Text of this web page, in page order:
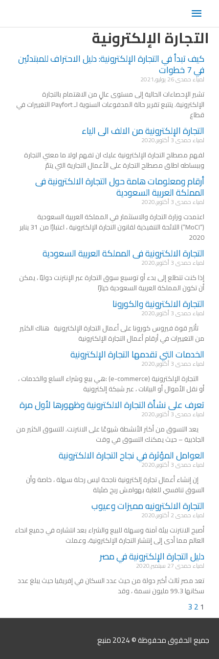
المحتوى
القائمة
الرئيسية
التجارة الإلكترونية
كيف تبدأ في التجارة الإلكترونية: دليل الاحتراف للمبتدئين
في 7 خطوات
لمياء حمدى26 يوليو,2021
تشير الإحصاءات الحالية إلى مستوى عالٍ من الاهتمام بالتجارة
الإلكترونية. يتتبع تقرير حالة المدفوعات السنوية لـ Payfort التغييرات في
قطاع
التجارة الإلكترونية من الالف الى الياء
لمياء حمدى3 أكتوبر,2020
لفهم مصطلح التجارة الإلكترونية عليك ان تفهم اولا ما معني التجارة
وببساطه اطلق مصطلح التجارة على الأعمال التجارية التي يتمّ
أرقام ومعلومات هامة حول التجارة الالكترونية فى
المملكة العربية السعودية
لمياء حمدى3 أكتوبر,2020
اعتمدت وزارة التجارة والاستثمار في المملكة العربية السعودية
(“MoCI”) اللائحة التنفيذية لقانون التجارة الإلكترونية ، اعتبارًا من 31 يناير
2020
التجارة الالكترونية فى المملكة العربية السعودية
لمياء حمدى3 أكتوبر,2020
إذا كنت تتطلع إلى بدء أو توسيع سوق التجارة عبر الإنترنت دوليًا ، يمكن
أن تكون المملكة العربية السعودية خيارًا
التجارة الالكترونية والكورونا
لمياء حمدى3 أكتوبر,2020
تأثير قوة فيروس كورونا على أعمال التجارة الإلكترونية هناك الكثير
من التغييرات في أرقام أعمال التجارة الإلكترونية
الخدمات التي تقدمها التجارة الإلكترونية
لمياء حمدى3 أكتوبر,2020
التجارة الإلكترونية (e-commerce) :هي بيع وشراء السلع والخدمات ،
أو نقل الأموال أو البيانات ، عبر شبكة إلكترونية
تعرف على نشأة التجارة الالكترونية وظهورها لأول مرة
لمياء حمدى3 أكتوبر,2020
يعد التسوق من أكثر الأنشطة شيوعًا على الانترنت. للتسوق الكثير من
الجاذبية – حيث يمكنك التسوق في وقت
العوامل المؤثرة في نجاح التجارة الالكترونية
لمياء حمدى3 أكتوبر,2020
إن إنشاء أعمال تجارة إلكترونية ناجحة ليس رحلة سهلة ، خاصة وأن
السوق تنافسي للغاية بهوامش ربح ضئيلة
التجارة الالكترونيه مميزات وعيوب
لمياء حمدى2 أكتوبر,2020
أصبح الانترنت بيئة آمنة وسهلة للبيع والشراء بعد انتشاره في جميع انحاء
العالم مما أدى إلى إنتشار التجارة الإلكترونية، وعملت
دليل التجارة الإلكترونية في مصر
لمياء حمدى27 سبتمبر,2020
تعد مصر ثالث أكبر دولة من حيث عدد السكان في إفريقيا حيث يبلغ عدد
سكانها 99.3 مليون نسمة ، وقد
Page
1
Page
2
Page
3
جميع الحقوق محفوظة © 2024
منبع